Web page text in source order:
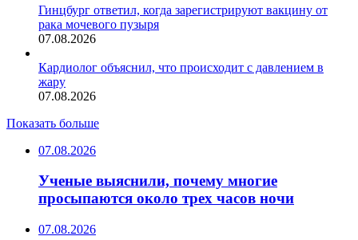
Гинцбург ответил, когда зарегистрируют вакцину от
рака мочевого пузыря
07.08.2026
Кардиолог объяснил, что происходит с давлением в
жару
07.08.2026
Показать больше
07.08.2026
Ученые выяснили, почему многие
просыпаются около трех часов ночи
07.08.2026